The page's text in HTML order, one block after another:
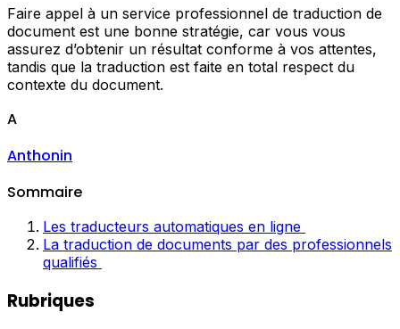
Faire appel à un service professionnel de traduction de
document est une bonne stratégie, car vous vous
assurez d’obtenir un résultat conforme à vos attentes,
tandis que la traduction est faite en total respect du
contexte du document.
A
Anthonin
Sommaire
Les traducteurs automatiques en ligne
La traduction de documents par des professionnels
qualifiés
Rubriques